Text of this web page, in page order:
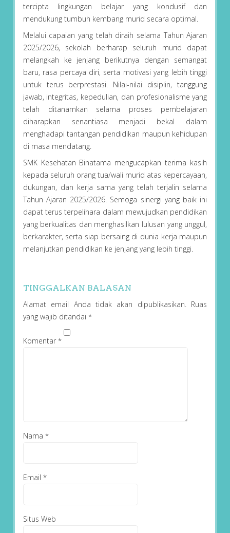
tercipta lingkungan belajar yang kondusif dan
mendukung tumbuh kembang murid secara optimal.
Melalui capaian yang telah diraih selama Tahun Ajaran
2025/2026, sekolah berharap seluruh murid dapat
melangkah ke jenjang berikutnya dengan semangat
baru, rasa percaya diri, serta motivasi yang lebih tinggi
untuk terus berprestasi. Nilai-nilai disiplin, tanggung
jawab, integritas, kepedulian, dan profesionalisme yang
telah ditanamkan selama proses pembelajaran
diharapkan senantiasa menjadi bekal dalam
menghadapi tantangan pendidikan maupun kehidupan
di masa mendatang.
SMK Kesehatan Binatama mengucapkan terima kasih
kepada seluruh orang tua/wali murid atas kepercayaan,
dukungan, dan kerja sama yang telah terjalin selama
Tahun Ajaran 2025/2026. Semoga sinergi yang baik ini
dapat terus terpelihara dalam mewujudkan pendidikan
yang berkualitas dan menghasilkan lulusan yang unggul,
berkarakter, serta siap bersaing di dunia kerja maupun
melanjutkan pendidikan ke jenjang yang lebih tinggi.
TINGGALKAN BALASAN
Alamat email Anda tidak akan dipublikasikan. Ruas
yang wajib ditandai *
Komentar *
Nama *
Email *
Situs Web